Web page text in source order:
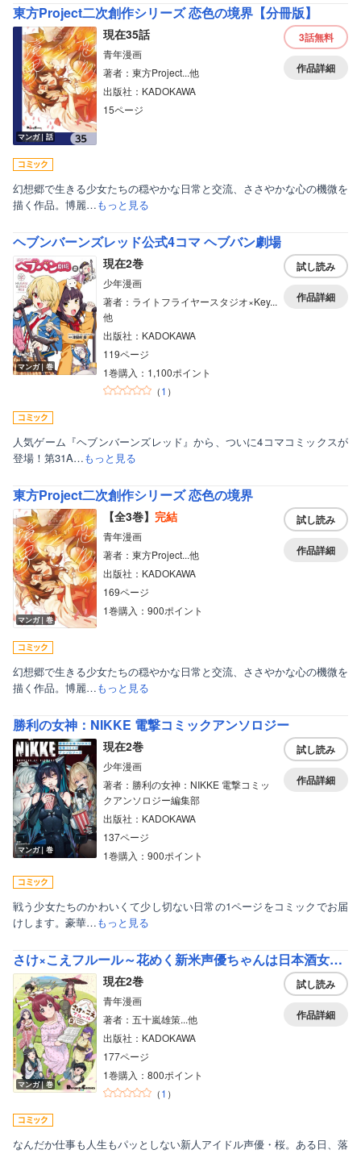
東方Project二次創作シリーズ 恋色の境界【分冊版】
マンガ｜話
現在35話
青年漫画
著者：東方Project...他
出版社：KADOKAWA
15ページ
3話無料
作品詳細
幻想郷で生きる少女たちの穏やかな日常と交流、ささやかな心の機微を
描く作品。博麗…もっと見る
ヘブンバーンズレッド公式4コマ ヘブバン劇場
マンガ｜巻
現在2巻
少年漫画
著者：ライトフライヤースタジオ×Key...
他
出版社：KADOKAWA
119ページ
1巻購入：1,100ポイント
（1 ）
試し読み
作品詳細
人気ゲーム『ヘブンバーンズレッド』から、ついに4コマコミックスが
登場！第31A…もっと見る
東方Project二次創作シリーズ 恋色の境界
マンガ｜巻
【全3巻】 完結
青年漫画
著者：東方Project...他
出版社：KADOKAWA
169ページ
1巻購入：900ポイント
試し読み
作品詳細
幻想郷で生きる少女たちの穏やかな日常と交流、ささやかな心の機微を
描く作品。博麗…もっと見る
勝利の女神：NIKKE 電撃コミックアンソロジー
マンガ｜巻
現在2巻
少年漫画
著者：勝利の女神：NIKKE 電撃コミッ
クアンソロジー編集部
出版社：KADOKAWA
137ページ
1巻購入：900ポイント
試し読み
作品詳細
戦う少女たちのかわいくて少し切ない日常の1ページをコミックでお届
けします。豪華…もっと見る
さけ×こえフルール～花めく新米声優ちゃんは日本酒女神と夢を見る～
マンガ｜巻
現在2巻
青年漫画
著者：五十嵐雄策...他
出版社：KADOKAWA
177ページ
1巻購入：800ポイント
（1 ）
試し読み
作品詳細
なんだか仕事も人生もパッとしない新人アイドル声優・桜。ある日、落